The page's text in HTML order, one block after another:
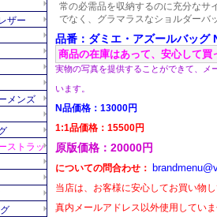
常の必需品を収納するのに充分なサ
でなく、グラマラスなショルダーバ
品番：ダミエ・アズールバッグ
商品の在庫はあって、安心して買
実物の写真を提供することができて、メ
います。
N品価格：13000円
1:1品価格：15500円
原版価格：20000円
についての問合わせ：
当店は、お客様に安心してお買い物
真内メールアドレス以外使用してい